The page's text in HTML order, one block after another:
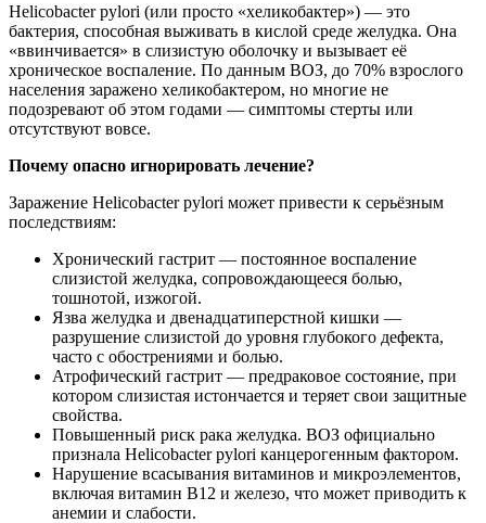
Helicobacter pylori (или просто «хеликобактер») — это
бактерия, способная выживать в кислой среде желудка. Она
«ввинчивается» в слизистую оболочку и вызывает её
хроническое воспаление. По данным ВОЗ, до 70% взрослого
населения заражено хеликобактером, но многие не
подозревают об этом годами — симптомы стерты или
отсутствуют вовсе.
Почему опасно игнорировать лечение?
Заражение Helicobacter pylori может привести к серьёзным
последствиям:
Хронический гастрит — постоянное воспаление
слизистой желудка, сопровождающееся болью,
тошнотой, изжогой.
Язва желудка и двенадцатиперстной кишки —
разрушение слизистой до уровня глубокого дефекта,
часто с обострениями и болью.
Атрофический гастрит — предраковое состояние, при
котором слизистая истончается и теряет свои защитные
свойства.
Повышенный риск рака желудка. ВОЗ официально
признала Helicobacter pylori канцерогенным фактором.
Нарушение всасывания витаминов и микроэлементов,
включая витамин B12 и железо, что может приводить к
анемии и слабости.